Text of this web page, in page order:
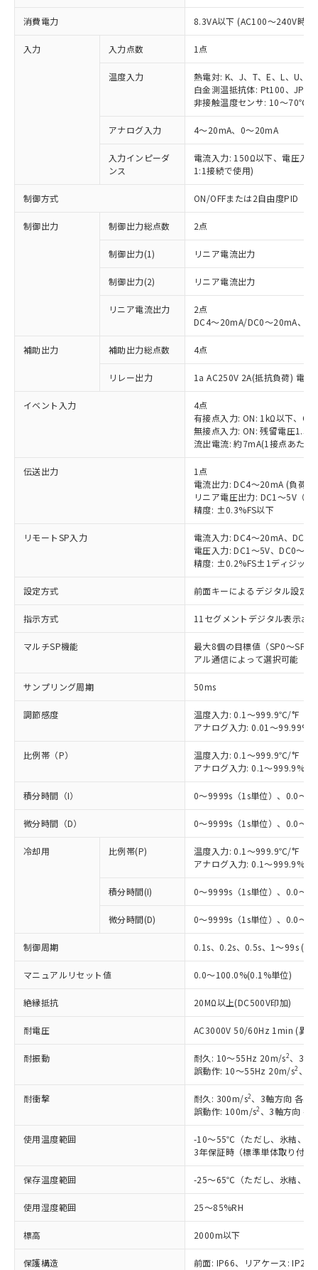
消費電力 8.3VA以下 (AC100～240V時)
入力 入力点数 1点
温度入力
熱電対: K、J、T、E、L、U、
白金測温抵抗体: Pt100、
非接触温度センサ: 10～70℃
アナログ入力 4～20mA、0～20mA
入力インピーダ
ンス
電流入力: 150Ω以下、電圧入
1:1接続で使用)
制御方式 ON/OFFまたは2自由度PID（
制御出力 制御出力総点数 2点
制御出力(1) リニア電流出力
制御出力(2) リニア電流出力
リニア電流出力
2点
DC4～20mA/DC0～20mA、
補助出力 補助出力総点数 4点
リレー出力 1a AC250V 2A(抵抗負荷) 電
イベント入力
4点
有接点入力: ON: 1kΩ以下、
無接点入力: ON: 残留電圧1.5V
流出電流: 約7mA(1接点あたり)
伝送出力
1点
電流出力: DC4～20mA (負荷:
リニア電圧出力: DC1～5V（
精度: ±0.3%FS以下
リモートSP入力
電流入力: DC4～20mA、DC0
電圧入力: DC1～5V、DC0～
精度: ±0.2%FS±1ディジット
設定方式 前面キーによるデジタル設定
指示方式 11セグメントデジタル表示お
マルチSP機能
最大8個の目標値（SP0～SP7
アル通信によって選択可能
サンプリング周期 50ms
調節感度
温度入力: 0.1～999.9℃/°F（
アナログ入力: 0.01～
比例帯（P）
温度入力: 0.1～999.9℃/°F（
アナログ入力: 0.1～999.9%FS
積分時間（I） 0～9999s（1s単位）、0.0～
微分時間（D） 0～9999s（1s単位）、0.0～
冷却用 比例帯(P)
温度入力: 0.1～999.9℃/°F（
アナログ入力: 0.1～999.9%FS
積分時間(I) 0～9999s（1s単位）、0.0～
微分時間(D) 0～9999s（1s単位）、0.0～
制御周期 0.1s、0.2s、0.5s、1～99s (1s
マニュアルリセット値 0.0～100.0%(0.1%単位)
絶縁抵抗 20MΩ以上(DC500V印加)
耐電圧 AC3000V 50/60Hz 1min (異極
耐振動 耐久: 10～55Hz 20m/s2、3軸
誤動作: 10～55Hz 20m/s2 、3
耐衝撃 耐久: 300m/s2、3軸方向 各3回
誤動作: 100m/s2 、3軸方向 各
使用温度範囲
-10～55℃（ただし、氷結、結
3年保証時（標準単体取り付
保存温度範囲 -25～65℃（ただし、氷結、結
使用湿度範囲 25～85%RH
標高 2000m以下
保護構造 前面: IP66、リアケース: IP20
※1 対応状況
対応済み：EU RoHS指令（10物質）の
非含有に対応した製品が提供可能な商品で
対応予定：EU RoHS指令（10物質）の非含
有に対応した製品に切り替える予定のある